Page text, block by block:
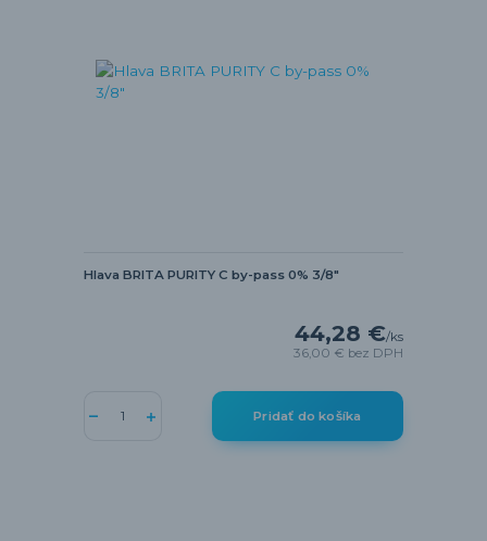
Hlava BRITA PURITY C by-pass 0% 3/8"
44,28 €/ks
36,00 € bez DPH
Pridať do košíka